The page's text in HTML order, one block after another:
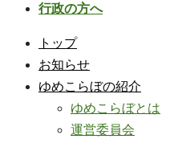
行政の方へ
トップ
お知らせ
ゆめこらぼの紹介
ゆめこらぼとは
運営委員会